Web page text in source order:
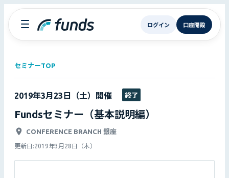
ログイン 口座開設
セミナーTOP
2019年3月23日（土） 開催 終了
Fundsセミナー（基本説明編）
CONFERENCE BRANCH 銀座
更新日:2019年3月28日（木）